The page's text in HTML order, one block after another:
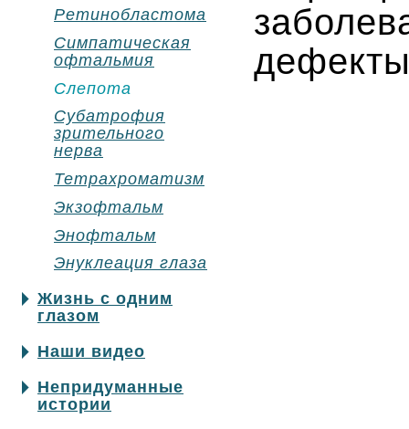
Ретинобластома
Симпатическая
офтальмия
Слепота
Субатрофия
зрительного
нерва
Тетрахроматизм
Экзофтальм
Энофтальм
Энуклеация глаза
Жизнь с одним
глазом
Наши видео
Непридуманные
истории